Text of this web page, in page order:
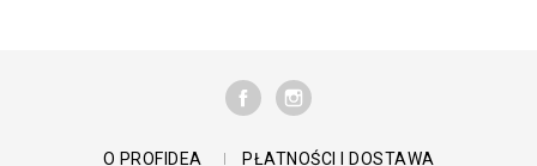
FACEBOOKINSTAGRAM
O PROFIDEA PŁATNOŚCI I DOSTAWA